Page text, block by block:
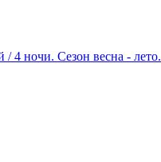
4 ночи. Сезон весна - лето.